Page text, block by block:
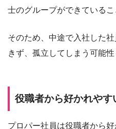
士のグループができているこ
そのため、中途で入社した
きず、孤立してしまう可能性
役職者から好かれやす
プロパー社員は役職者から